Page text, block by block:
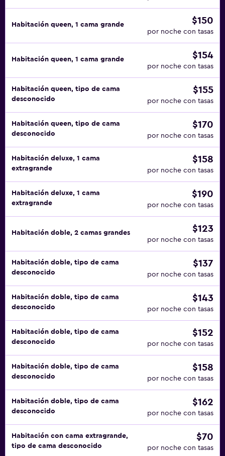
Habitación queen, 1 cama grande $150
por noche con tasas
Habitación queen, 1 cama grande $154
por noche con tasas
Habitación queen, tipo de cama
desconocido
$155
por noche con tasas
Habitación queen, tipo de cama
desconocido
$170
por noche con tasas
Habitación deluxe, 1 cama
extragrande
$158
por noche con tasas
Habitación deluxe, 1 cama
extragrande
$190
por noche con tasas
Habitación doble, 2 camas grandes $123
por noche con tasas
Habitación doble, tipo de cama
desconocido
$137
por noche con tasas
Habitación doble, tipo de cama
desconocido
$143
por noche con tasas
Habitación doble, tipo de cama
desconocido
$152
por noche con tasas
Habitación doble, tipo de cama
desconocido
$158
por noche con tasas
Habitación doble, tipo de cama
desconocido
$162
por noche con tasas
Habitación con cama extragrande,
tipo de cama desconocido
$70
por noche con tasas